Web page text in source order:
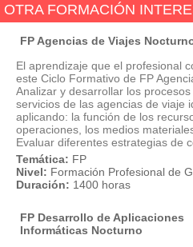
OTRA FORMACIÓN
FP Agencias de Viajes
El aprendizaje que el profesional
este Ciclo Formativo de FP
Analizar y desarrollar los
servicios de las agencias de viaje
aplicando: la función de los
operaciones, los medios
Evaluar diferentes estrategias de
Temática: FP
Nivel: Formación Profesional de
Duración: 1400 horas
FP Desarrollo de Aplicaciones
Informáticas Nocturno